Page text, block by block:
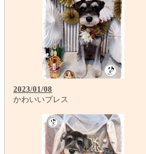
2023/01/08
かわいいブレス